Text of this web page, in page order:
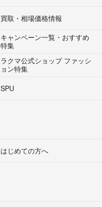
買取・相場価格情報
キャンペーン一覧・おすすめ
特集
ラクマ公式ショップ ファッシ
ョン特集
SPU
はじめての方へ